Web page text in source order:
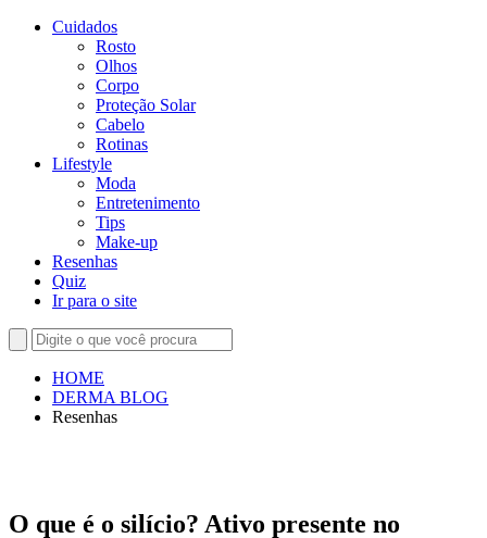
Cuidados
Rosto
Olhos
Corpo
Proteção Solar
Cabelo
Rotinas
Lifestyle
Moda
Entretenimento
Tips
Make-up
Resenhas
Quiz
Ir para o site
HOME
DERMA BLOG
Resenhas
O que é o silício? Ativo presente no